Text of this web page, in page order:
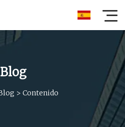
Blog
> Contenido